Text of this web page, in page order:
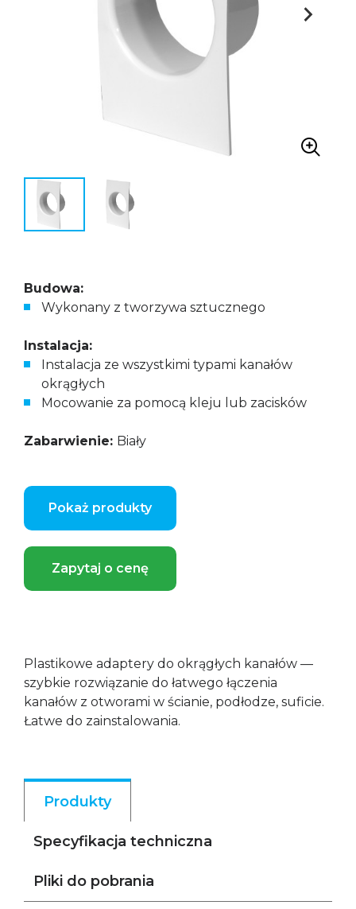
Budowa:
Wykonany z tworzywa sztucznego
Instalacja:
Instalacja ze wszystkimi typami kanałów
okrągłych
Mocowanie za pomocą kleju lub zacisków
Zabarwienie: Biały
Pokaż produkty
Zapytaj o cenę
Plastikowe adaptery do okrągłych kanałów —
szybkie rozwiązanie do łatwego łączenia
kanałów z otworami w ścianie, podłodze, suficie.
Łatwe do zainstalowania.
Produkty
Specyfikacja techniczna
Pliki do pobrania